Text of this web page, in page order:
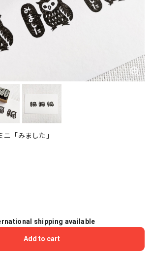
「みました」
shipping available
Add to cart